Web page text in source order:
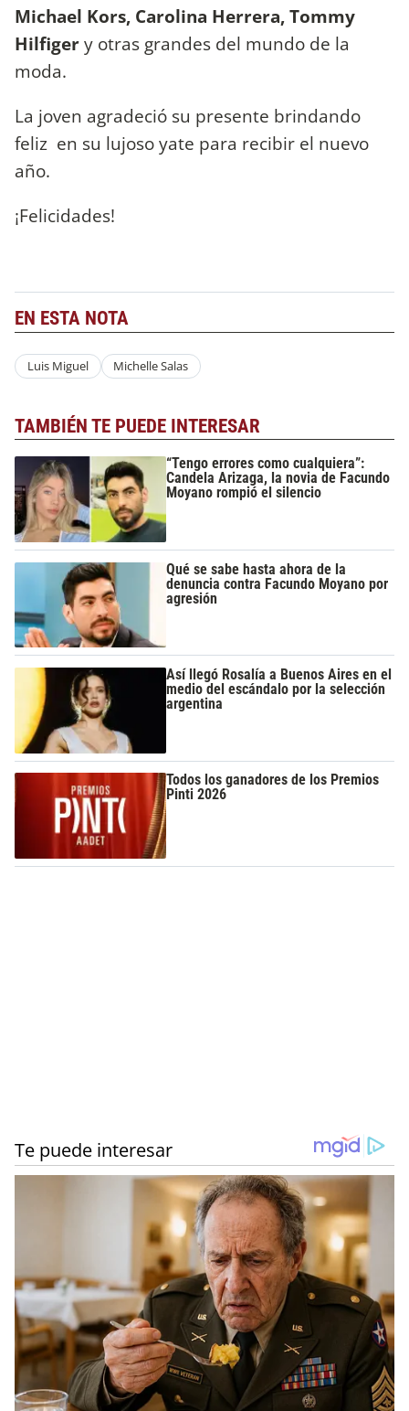
Michael Kors, Carolina Herrera, Tommy
Hilfigery otras grandes del mundo de la
moda.
La joven agradeció su presente brindando
feliz en su lujoso yate para recibir el nuevo
año.
¡Felicidades!
EN ESTA NOTA
Luis Miguel Michelle Salas
TAMBIÉN TE PUEDE INTERESAR
“Tengo errores como cualquiera”:
Candela Arizaga, la novia de Facundo
Moyano rompió el silencio
Qué se sabe hasta ahora de la
denuncia contra Facundo Moyano por
agresión
Así llegó Rosalía a Buenos Aires en el
medio del escándalo por la selección
argentina
Todos los ganadores de los Premios
Pinti 2026